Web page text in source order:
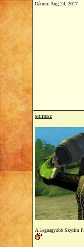
Dátum: Aug 24, 2017
somesz
A Legnagyobb Skyrim